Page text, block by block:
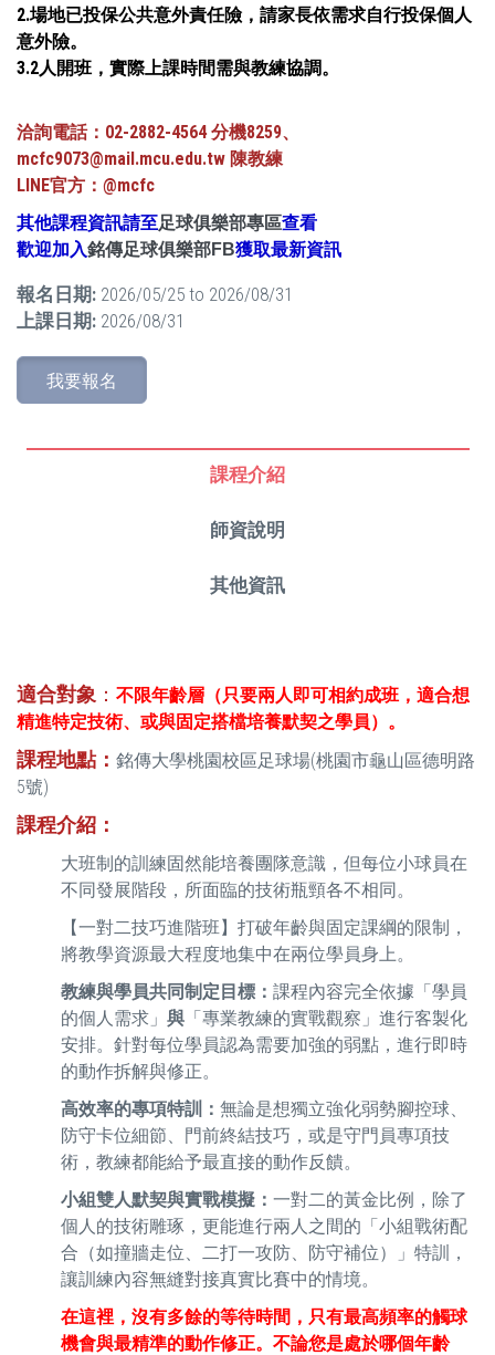
2.場地已投保公共意外責任險，請家長依需求自行投保個人
意外險。
3.2人開班，實際上課時間需與教練協調。
洽詢電話：02-2882-4564 分機8259、
mcfc9073@mail.mcu.edu.tw 陳教練
LINE官方：@mcfc
其他課程資訊請至足球俱樂部專區查看
歡迎加入銘傳足球俱樂部FB獲取最新資訊
報名日期: 2026/05/25 to 2026/08/31
上課日期: 2026/08/31
我要報名
課程介紹
師資說明
其他資訊
適合對象 ： 不限年齡層（只要兩人即可相約成班，適合想
精進特定技術、或與固定搭檔培養默契之學員）。
課程地點： 銘傳大學桃園校區足球場(桃園市龜山區德明路
5號)
課程介紹：
大班制的訓練固然能培養團隊意識，但每位小球員在
不同發展階段，所面臨的技術瓶頸各不相同。
【一對二技巧進階班】打破年齡與固定課綱的限制，
將教學資源最大程度地集中在兩位學員身上。
教練與學員共同制定目標： 課程內容完全依據「學員
的個人需求」 與 「專業教練的實戰觀察」進行客製化
安排。針對每位學員認為需要加強的弱點，進行即時
的動作拆解與修正。
高效率的專項特訓： 無論是想獨立強化弱勢腳控球、
防守卡位細節、門前終結技巧，或是守門員專項技
術，教練都能給予最直接的動作反饋。
小組雙人默契與實戰模擬： 一對二的黃金比例，除了
個人的技術雕琢，更能進行兩人之間的「小組戰術配
合（如撞牆走位、二打一攻防、防守補位）」特訓，
讓訓練內容無縫對接真實比賽中的情境。
在這裡，沒有多餘的等待時間，只有最高頻率的觸球
機會與最精準的動作修正。不論您是處於哪個年齡